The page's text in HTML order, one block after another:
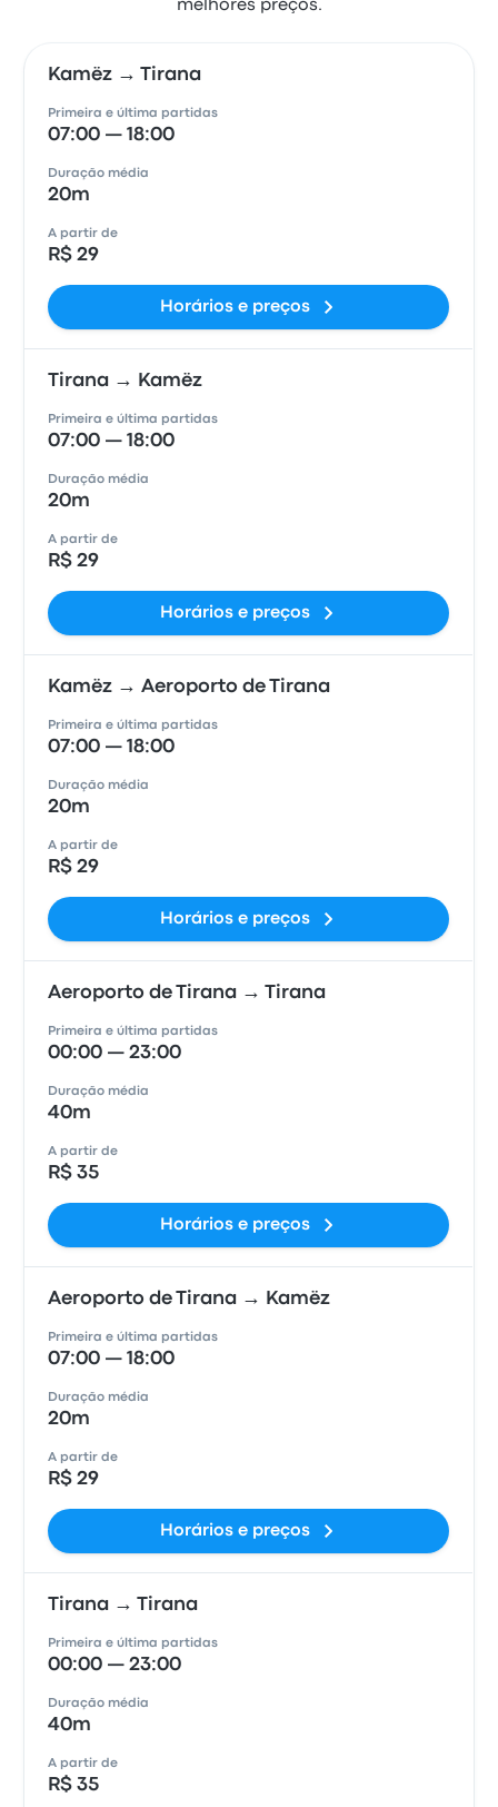
melhores preços.
Kamëz → Tirana
Primeira e última partidas
07:00 — 18:00
Duração média
20m
A partir de
R$ 29
Horários e preços
Tirana → Kamëz
Primeira e última partidas
07:00 — 18:00
Duração média
20m
A partir de
R$ 29
Horários e preços
Kamëz → Aeroporto de Tirana
Primeira e última partidas
07:00 — 18:00
Duração média
20m
A partir de
R$ 29
Horários e preços
Aeroporto de Tirana → Tirana
Primeira e última partidas
00:00 — 23:00
Duração média
40m
A partir de
R$ 35
Horários e preços
Aeroporto de Tirana → Kamëz
Primeira e última partidas
07:00 — 18:00
Duração média
20m
A partir de
R$ 29
Horários e preços
Tirana → Tirana
Primeira e última partidas
00:00 — 23:00
Duração média
40m
A partir de
R$ 35